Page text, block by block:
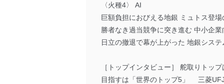
〈火種4〉 AI
巨額負担におびえる地銀 ミュトス登場
勝者なき過当競争に突き進む 中小企
日立の撤退で幕が上がった 地銀システ
［トップインタビュー］ 舵取りトッ
目指すは「世界のトップ5」 三菱